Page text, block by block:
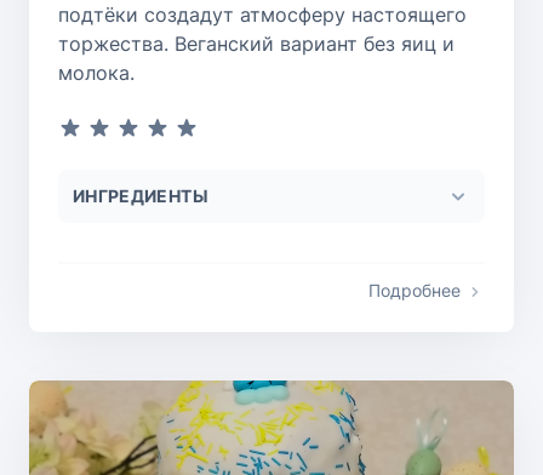
подтёки создадут атмосферу настоящего
торжества. Веганский вариант без яиц и
молока.
ИНГРЕДИЕНТЫ
Подробнее